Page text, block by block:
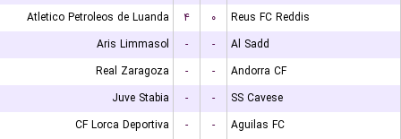
Atletico Petroleos de Luanda
۴ ۰
Reus FC Reddis
Aris Limmasol
- -
Al Sadd
Real Zaragoza
- -
Andorra CF
Juve Stabia
- -
SS Cavese
CF Lorca Deportiva
- -
Aguilas FC